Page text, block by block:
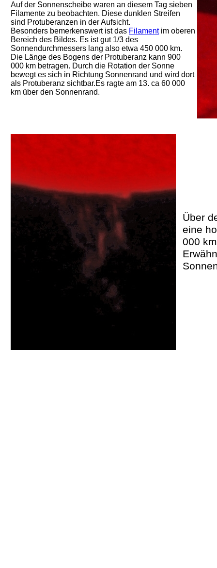
Auf der Sonnenscheibe waren an diesem Tag sieben
Filamente zu beobachten. Diese dunklen Streifen
sind Protuberanzen in der Aufsicht.
Besonders bemerkenswert ist das Filamentim oberen
Bereich des Bildes. Es ist gut 1/3 des
Sonnendurchmessers lang also etwa 450 000 km.
Die Länge des Bogens der Protuberanz kann 900
000 km betragen. Durch die Rotation der Sonne
bewegt es sich in Richtung Sonnenrand und wird dort
als Protuberanz sichtbar.Es ragte am 13. ca 60 000
km über den Sonnenrand.
Über
eine
000